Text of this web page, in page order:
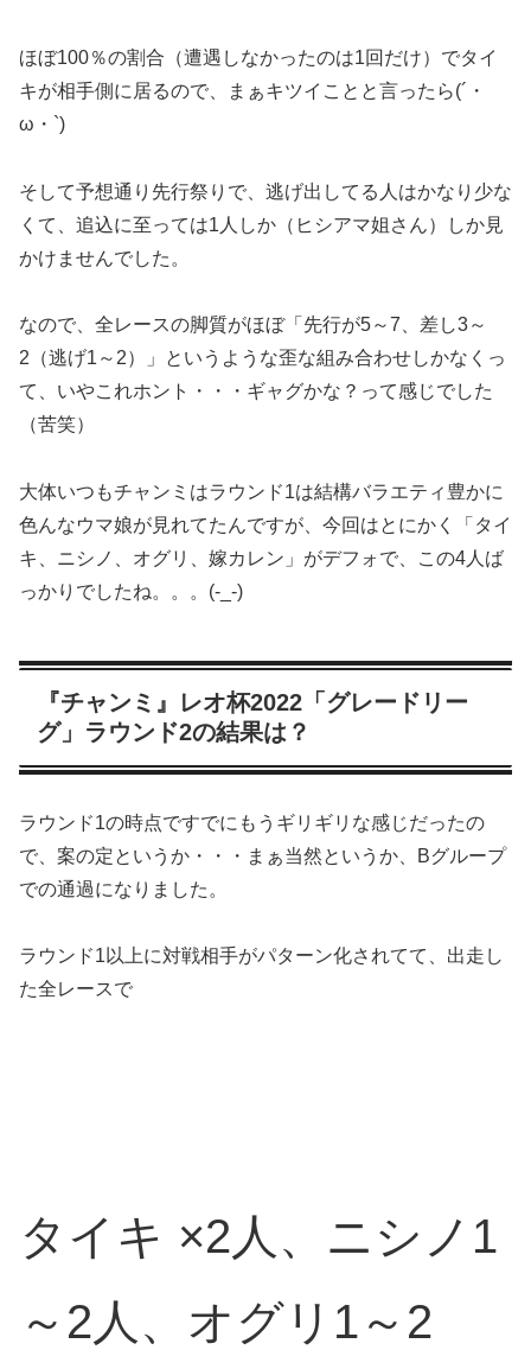
ほぼ100％の割合（遭遇しなかったのは1回だけ）でタイ
キが相手側に居るので、まぁキツイことと言ったら(´・
ω・`)
そして予想通り先行祭りで、逃げ出してる人はかなり少な
くて、追込に至っては1人しか（ヒシアマ姐さん）しか見
かけませんでした。
なので、全レースの脚質がほぼ「先行が5～7、差し3～
2（逃げ1～2）」というような歪な組み合わせしかなくっ
て、いやこれホント・・・ギャグかな？って感じでした
（苦笑）
大体いつもチャンミはラウンド1は結構バラエティ豊かに
色んなウマ娘が見れてたんですが、今回はとにかく「タイ
キ、ニシノ、オグリ、嫁カレン」がデフォで、この4人ば
っかりでしたね。。。(-_-)
『チャンミ』レオ杯2022「グレードリー
グ」ラウンド2の結果は？
ラウンド1の時点ですでにもうギリギリな感じだったの
で、案の定というか・・・まぁ当然というか、Bグループ
での通過になりました。
ラウンド1以上に対戦相手がパターン化されてて、出走し
た全レースで
タイキ ×2人、ニシノ1
～2人、オグリ1～2